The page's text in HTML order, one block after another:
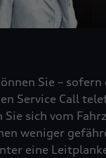
Sie – sofern
Service Call
Sie sich vom
weniger
eine